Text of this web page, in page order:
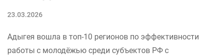
23.03.2026
Адыгея вошла в топ‑10 регионов по эффективности
работы с молодёжью среди субъектов РФ с